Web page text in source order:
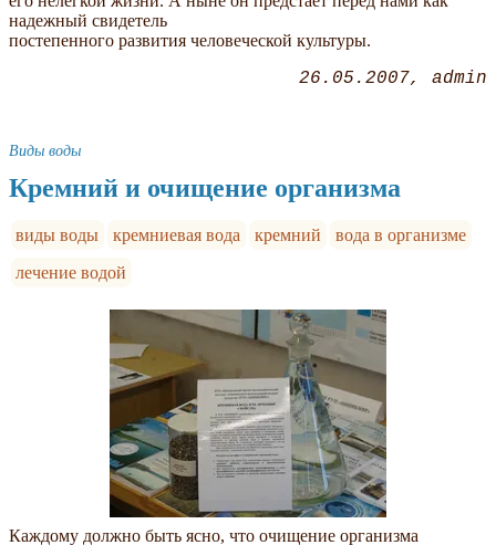
надежный свидетель
постепенного развития человеческой культуры.
26.05.2007 admin
Виды воды
Кремний и очищение организма
виды воды кремниевая вода кремний
вода в организме
лечение водой
Каждому должно быть ясно, что очищение организма